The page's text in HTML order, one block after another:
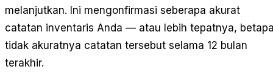
melanjutkan. Ini mengonfirmasi seberapa akurat
catatan inventaris Anda — atau lebih tepatnya,
tidak akuratnya catatan tersebut selama 12 bulan
terakhir.